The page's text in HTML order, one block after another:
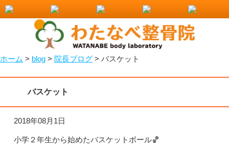
小山市で整骨院をお探しなら！わたなべ整骨院
ホーム > blog > 院長ブログ > バスケット
バスケット
2018年08月1日
小学２年生から始めたバスケットボール🏀